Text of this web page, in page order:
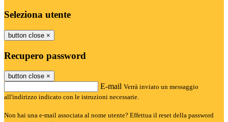
Seleziona utente
button close ×
Recupero password
button close ×
E-mail Verrà inviato un messaggio
all'indirizzo indicato con le istruzioni necessarie.
Non hai una e-mail associata al nome utente? Effettua il reset della password